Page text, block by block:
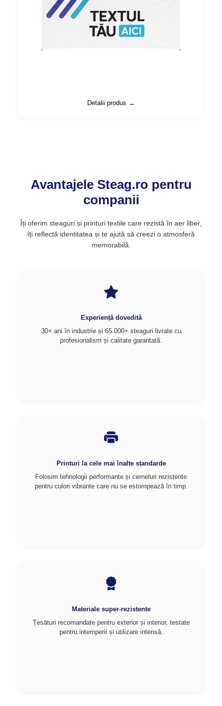
Detalii produs →
Avantajele Steag.ro pentru
companii
Îți oferim steaguri și printuri textile care rezistă în aer liber,
îți reflectă identitatea și te ajută să creezi o atmosferă
memorabilă.
Experiență dovedită
30+ ani în industrie și 65.000+ steaguri livrate cu
profesionalism și calitate garantată.
Printuri la cele mai înalte standarde
Folosim tehnologii performante și cerneluri rezistente
pentru culori vibrante care nu se estompează în timp.
Materiale super-rezistente
Țesături recomandate pentru exterior și interior, testate
pentru intemperii și utilizare intensă.